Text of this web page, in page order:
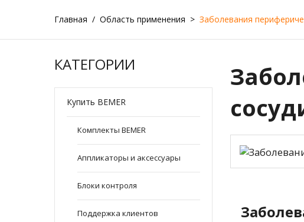
Главная / Область применения > Заболевания
КАТЕГОРИИ
Купить BEMER
Комплекты BEMER
Аппликаторы и аксессуары
Блоки контроля
Поддержка клиентов